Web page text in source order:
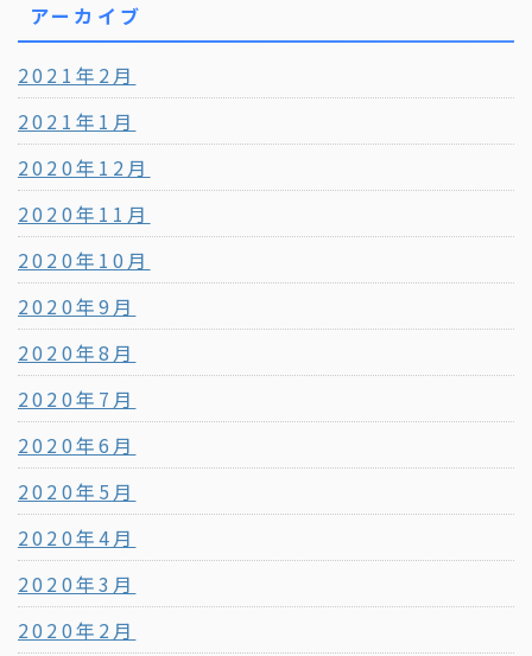
アーカイブ
2021年2月
2021年1月
2020年12月
2020年11月
2020年10月
2020年9月
2020年8月
2020年7月
2020年6月
2020年5月
2020年4月
2020年3月
2020年2月